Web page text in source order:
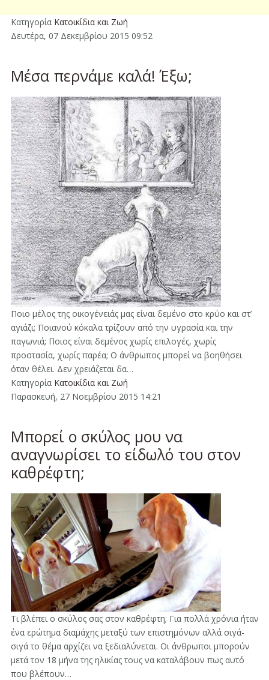
Κατηγορία Κατοικίδια και Ζωή
Δευτέρα, 07 Δεκεμβρίου 2015 09:52
Μέσα περνάμε καλά! Έξω;
Ποιο μέλος της οικογένειάς μας είναι δεμένο στο κρύο και στ’
αγιάζι; Ποιανού κόκαλα τρίζουν από την υγρασία και την
παγωνιά; Ποιος είναι δεμένος χωρίς επιλογές, χωρίς
προστασία, χωρίς παρέα; Ο άνθρωπος μπορεί να βοηθήσει
όταν θέλει. Δεν χρειάζεται δα…
Κατηγορία Κατοικίδια και Ζωή
Παρασκευή, 27 Νοεμβρίου 2015 14:21
Μπορεί ο σκύλος μου να
αναγνωρίσει το είδωλό του στον
καθρέφτη;
Τι βλέπει ο σκύλος σας στον καθρέφτη; Για πολλά χρόνια ήταν
ένα ερώτημα διαμάχης μεταξύ των επιστημόνων αλλά σιγά-
σιγά το θέμα αρχίζει να ξεδιαλύνεται. Οι άνθρωποι μπορούν
μετά τον 18 μήνα της ηλικίας τους να καταλάβουν πως αυτό
που βλέπουν…